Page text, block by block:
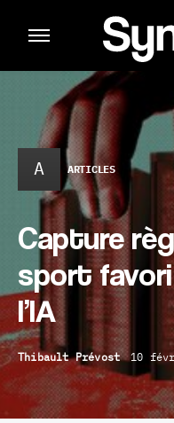
A ARTICLES
Capture
sport
l’IA
Thibault Prévost 10